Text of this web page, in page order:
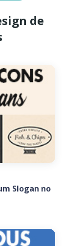
de
Slogan no